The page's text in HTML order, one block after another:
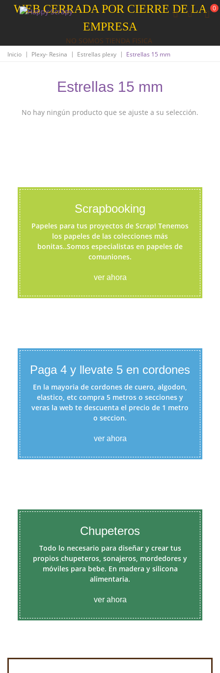
WEB CERRADA POR CIERRE DE LA
EMPRESA
NO SOMOS TIENDA FISICA
0
Inicio | Plexy- Resina | Estrellas plexy | Estrellas 15 mm
Estrellas 15 mm
No hay ningún producto que se ajuste a su selección.
Scrapbooking
Papeles para tus proyectos de Scrap! Tenemos
los papeles de las colecciones más
bonitas..Somos especialistas en papeles de
comuniones.
ver ahora
Paga 4 y llevate 5 en cordones
En la mayoria de cordones de cuero, algodon,
elastico, etc compra 5 metros o secciones y
veras la web te descuenta el precio de 1 metro
o seccion.
ver ahora
Chupeteros
Todo lo necesario para diseñar y crear tus
propios chupeteros, sonajeros, mordedores y
móviles para bebe. En madera y silicona
alimentaria.
ver ahora